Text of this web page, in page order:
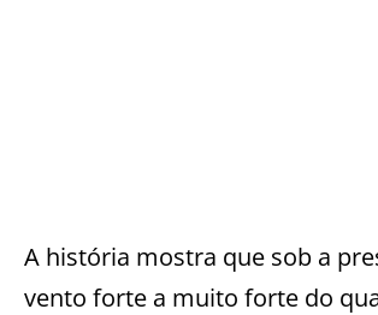
A história mostra que sob a
vento forte a muito forte do